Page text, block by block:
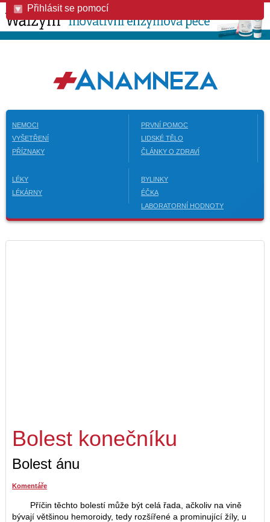
Přihlásit se pomocí
NEMOCI
VYŠETŘENÍ
PŘÍZNAKY
PRVNÍ POMOC
LIDSKÉ TĚLO
ČLÁNKY O ZDRAVÍ
LÉKY
LÉKÁRNY
BYLINKY
ÉČKA
LABORATORNÍ HODNOTY
Bolest konečníku
Bolest ánu
Komentáře
Příčin těchto bolestí může být celá řada, ačkoliv na vině
bývají většinou hemoroidy, tedy rozšířené a prominující žíly, u